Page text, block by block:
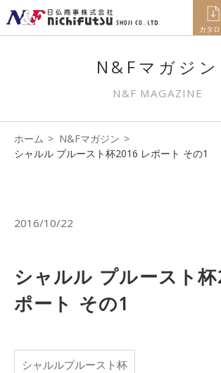
カタ
N&Fマガジン
N&F MAGAZINE
ホーム
N&Fマガジン
シャルル プルースト杯2016 レポート その1
2016/10/22
シャルル プルースト
ポート その1
シャルルプルースト杯